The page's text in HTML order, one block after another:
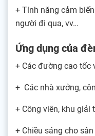
+ Tính năng cảm
người đi qua, vv…
Ứng dụng của
+ Các đường cao tốc
+ Các nhà xưởng,
+ Công viên, khu giải
+ Chiều sáng cho